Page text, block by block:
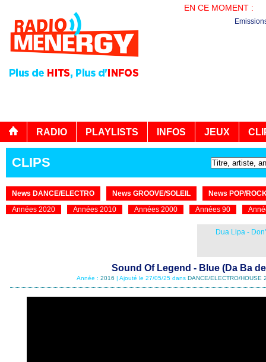
EN CE MOMENT :
RADIO PLAYLISTS INFOS JEUX
CLIPS
News DANCE/ELECTRO News GROOVE/SOLEIL
News POP/
Années 2020
Années 2010 Années 2000 Années 90
Dua Lipa -
Sound Of Legend - Blue (Da Ba
Année : 2016 | Ajouté le 27/05/25 dans DANCE/ELECTRO/HOUSE